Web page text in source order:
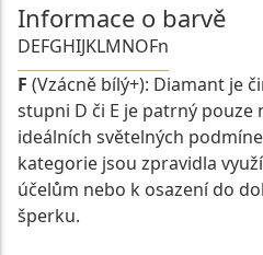
Informace o barvě
DEFGHIJKLMNOFn
F (Vzácně bílý+): Diamant je
stupni D či E je patrný pouze
ideálních světelných
kategorie jsou zpravidla
účelům nebo k osazení do
šperku.